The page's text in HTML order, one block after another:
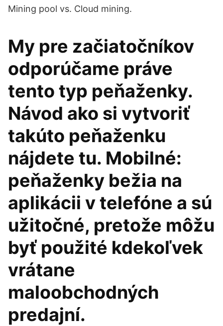
Mining pool vs. Cloud mining.
My pre začiatočníkov
odporúčame práve
tento typ peňaženky.
Návod ako si vytvoriť
takúto peňaženku
nájdete tu. Mobilné:
peňaženky bežia na
aplikácii v telefóne a sú
užitočné, pretože môžu
byť použité kdekoľvek
vrátane
maloobchodných
predajní.